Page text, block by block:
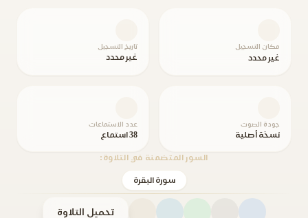
مكان التسجيل
غير محدد
تاريخ التسجيل
غير محدد
جودة الصوت
نسخة أصلية
عدد الاستماعات
38 استماع
السور المتضمنة في التلاوة:
سورة البقرة
تحميل التلاوة